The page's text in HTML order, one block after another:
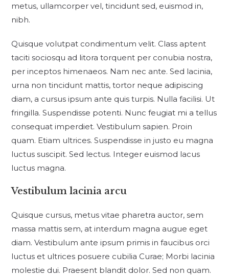
metus, ullamcorper vel, tincidunt sed, euismod in,
nibh.
Quisque volutpat condimentum velit. Class aptent
taciti sociosqu ad litora torquent per conubia nostra,
per inceptos himenaeos. Nam nec ante. Sed lacinia,
urna non tincidunt mattis, tortor neque adipiscing
diam, a cursus ipsum ante quis turpis. Nulla facilisi. Ut
fringilla. Suspendisse potenti. Nunc feugiat mi a tellus
consequat imperdiet. Vestibulum sapien. Proin
quam. Etiam ultrices. Suspendisse in justo eu magna
luctus suscipit. Sed lectus. Integer euismod lacus
luctus magna.
Vestibulum lacinia arcu
Quisque cursus, metus vitae pharetra auctor, sem
massa mattis sem, at interdum magna augue eget
diam. Vestibulum ante ipsum primis in faucibus orci
luctus et ultrices posuere cubilia Curae; Morbi lacinia
molestie dui. Praesent blandit dolor. Sed non quam.